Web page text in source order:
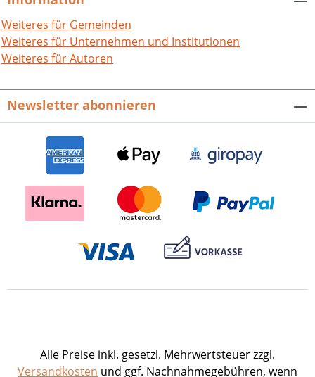
Stadt von jeher geprägt. Mit dem
„amerikanischen
Bevölkerungswachstum“ durch die
Industrialisierung erweiterte sich diese
großen Krach kam. Alteingesessene
Bürger und zugezogene Arbeiter fanden
in den städtischen Gremien zu einer
bemerkenswerten Aushandlungs- und
Kompromissbereitschaft. Wie diese
durch den Kriegsausbruch auf
politischer, gesellschaftlicher und
religiöser Ebene vor eine Zerreißprobe
gewachsen war, ist Thema dieser
Untersuchung. Franz Jungbluth,
Weltkriegsmobilisierung und
Mannheimer Altertumsverein von 1859
Weiteres für Gemeinden
Weiteres für Unternehmen und Institutionen
Weiteres für Autoren
Newsletter abonnieren
Alle Preise inkl. gesetzl. Mehrwertsteuer zzgl.
Versandkosten und ggf. Nachnahmegebühren, wenn